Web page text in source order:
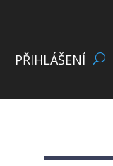
PŘIHLÁŠENÍ